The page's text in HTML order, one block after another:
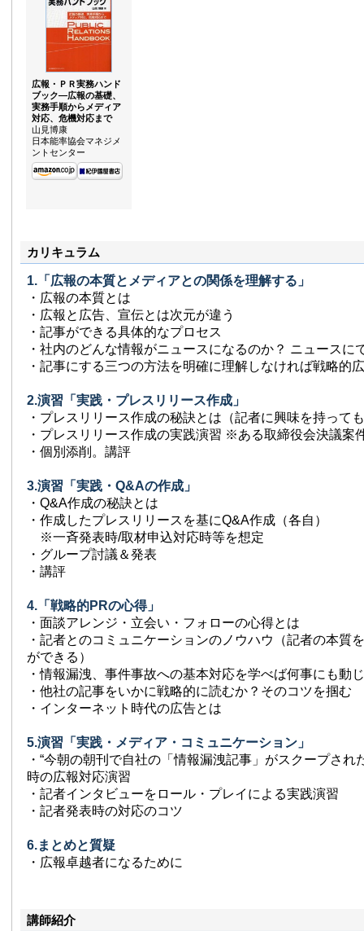
広報・ＰＲ実務ハンド
ブック—広報の基礎、
実務手順からメディア
対応、危機対応まで
山見博康
日本能率協会マネジメ
ントセンター
カリキュラム
1.「広報の本質とメディアとの関係を理解する」
・広報の本質とは
・広報と広告、宣伝とは次元が違う
・記事ができる具体的なプロセス
・社内のどんな情報がニュースになるのか？ ニュースに
・記事にする三つの方法を明確に理解しなければ戦略的
2.演習「実践・プレスリリース作成」
・プレスリリース作成の秘訣とは（記者に興味を持って
・プレスリリース作成の実践演習 ※ある取締役会決議案
・個別添削。講評
3.演習「実践・Q&Aの作成」
・Q&A作成の秘訣とは
・作成したプレスリリースを基にQ&A作成（各自）
※一斉発表時/取材申込対応時等を想定
・グループ討議＆発表
・講評
4.「戦略的PRの心得」
・面談アレンジ・立会い・フォローの心得とは
・記者とのコミュニケーションのノウハウ（記者の本質
ができる）
・情報漏洩、事件事故への基本対応を学べば何事にも動
・他社の記事をいかに戦略的に読むか？そのコツを掴む
・インターネット時代の広告とは
5.演習「実践・メディア・コミュニケーション」
・“今朝の朝刊で自社の「情報漏洩記事」がスクープされ
時の広報対応演習
・記者インタビューをロール・プレイによる実践演習
・記者発表時の対応のコツ
6.まとめと質疑
・広報卓越者になるために
講師紹介